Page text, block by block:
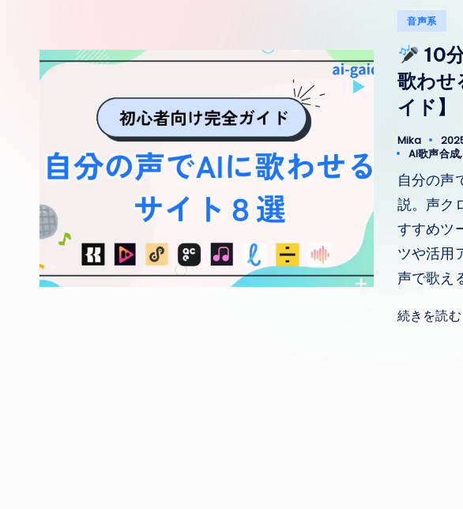
Posted
音声系
10
歌わせ
イド】
Posted
by
Mika
Tags:
AI歌声合成
自分の声
説。声ク
すすめツ
ツや活用
声で歌え
続きを読む